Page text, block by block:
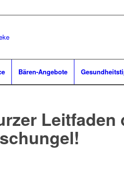
Bären-Angebote
Leitfaden